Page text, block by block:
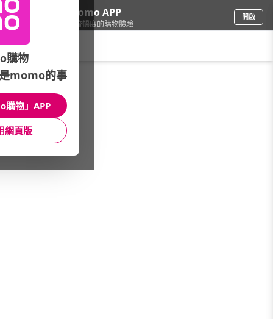
下載momo APP
給你3倍流暢度的購物體驗
開啟
傢飾寢具/床墊/網路熱搜品牌
館長推薦 月銷量
購物
momo的事
購物」APP
網頁版